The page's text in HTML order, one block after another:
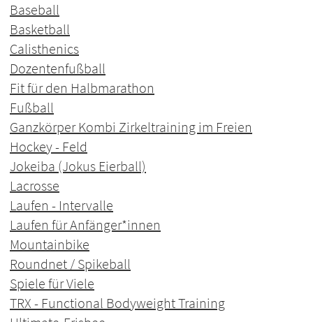
Baseball
Basketball
Calisthenics
Dozentenfußball
Fit für den Halbmarathon
Fußball
Ganzkörper Kombi Zirkeltraining im Freien
Hockey - Feld
Jokeiba (Jokus Eierball)
Lacrosse
Laufen - Intervalle
Laufen für Anfänger*innen
Mountainbike
Roundnet / Spikeball
Spiele für Viele
TRX - Functional Bodyweight Training